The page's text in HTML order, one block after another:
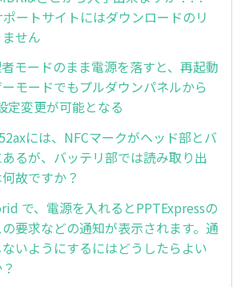
ートサイトにはダウンロードのリ
せん
モードのまま電源を落すと、再起動
モードでもプルダウンパネルから
定変更が可能となる
には、NFCマークがヘッド部とバ
るが、バッテリ部では読み取り出
故ですか？
で、電源を入れるとPPTExpressの
要求などの通知が表示されます。通
いようにするにはどうしたらよい